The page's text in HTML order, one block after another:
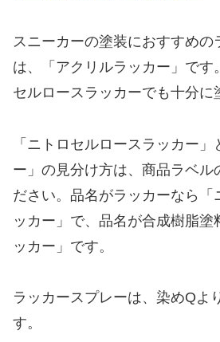
スニーカーの塗装におすすめの
は、「アクリルラッカー」です
セルロースラッカーでも十分に
「ニトロセルロースラッカー
ー」の見分け方は、商品ラベル
ださい。品名がラッカーなら「
ッカー」で、品名が合成樹脂塗
ッカー」です。
ラッカースプレーは、染めQよ
す。